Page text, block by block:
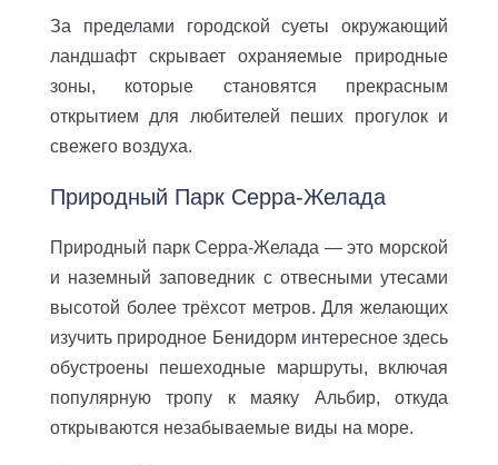
За пределами городской суеты окружающий
ландшафт скрывает охраняемые природные
зоны, которые становятся прекрасным
открытием для любителей пеших прогулок и
свежего воздуха.
Природный Парк Серра-Желада
Природный парк Серра-Желада — это морской
и наземный заповедник с отвесными утесами
высотой более трёхсот метров. Для желающих
изучить природное Бенидорм интересное здесь
обустроены пешеходные маршруты, включая
популярную тропу к маяку Альбир, откуда
открываются незабываемые виды на море.